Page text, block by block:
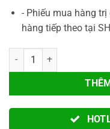
- Phiếu mua hàng
hàng tiếp theo tại
Bao Túi Đựng Bảo Vệ